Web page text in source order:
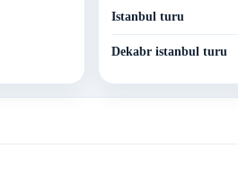
Istanbul turu
Dekabr istanbul turu